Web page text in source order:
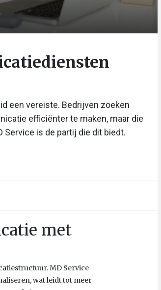
een vereiste. Bedrijven zoeken
efficiënter te maken, maar die
Service is de partij die dit biedt.
met
MD Service
wat leidt tot meer